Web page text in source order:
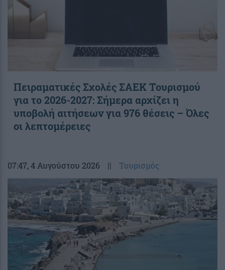
Πειραματικές Σχολές ΣΑΕΚ Τουρισμού
για το 2026-2027: Σήμερα αρχίζει η
υποβολή αιτήσεων για 976 θέσεις – Όλες
οι λεπτομέρειες
07:47, 4 Αυγούστου 2026 || Τουρισμός